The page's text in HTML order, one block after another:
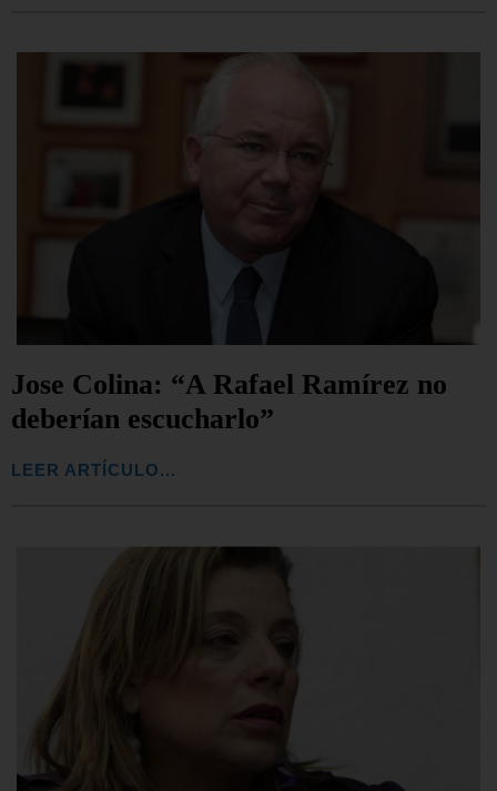
Jose Colina: “A Rafael Ramírez no
deberían escucharlo”
LEER ARTÍCULO...